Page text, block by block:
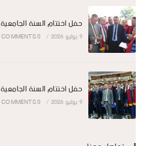
حفل اختتام السنة الجامعية 2026/2025
9 يوليو 2026 /
0 COMMENTS
حفل اختتام السنة الجامعية 2026/2025
9 يوليو 2026 /
0 COMMENTS